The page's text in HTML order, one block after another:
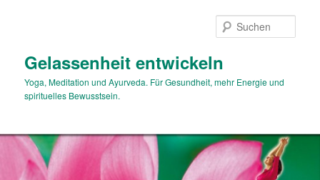
Gelassenheit entwickeln
Yoga, Meditation und Ayurveda. Für Gesundheit, mehr Energie und
spirituelles Bewusstsein.